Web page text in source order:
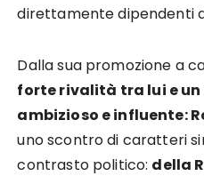
direttamente dipendenti
Dalla sua promozione a
forte rivalità tra lui e
ambizioso e influente:
uno scontro di caratteri
contrasto politico: della